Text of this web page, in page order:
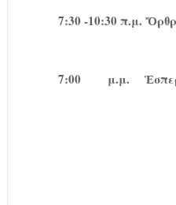
7:30 -10:30 π.μ.
7:00 μ.μ.